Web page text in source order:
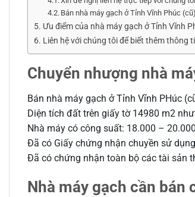
Bán nhà máy gạch ở Tỉnh Vĩnh Phúc
Ưu điểm của nhà máy gạch ở Tỉnh Vĩnh
Liên hệ với chúng tôi để biết thêm thông
Chuyển nhượng nhà
Bán nhà máy gạch ở Tỉnh Vĩnh PHúc
Diện tích đất trên giấy tờ 14980 m2
Nhà máy có công suất: 18.000 –
Đã có Giấy chứng nhận chuyền sử
Đã có chứng nhận toàn bộ các tài sản
Nhà máy gạch cần bán